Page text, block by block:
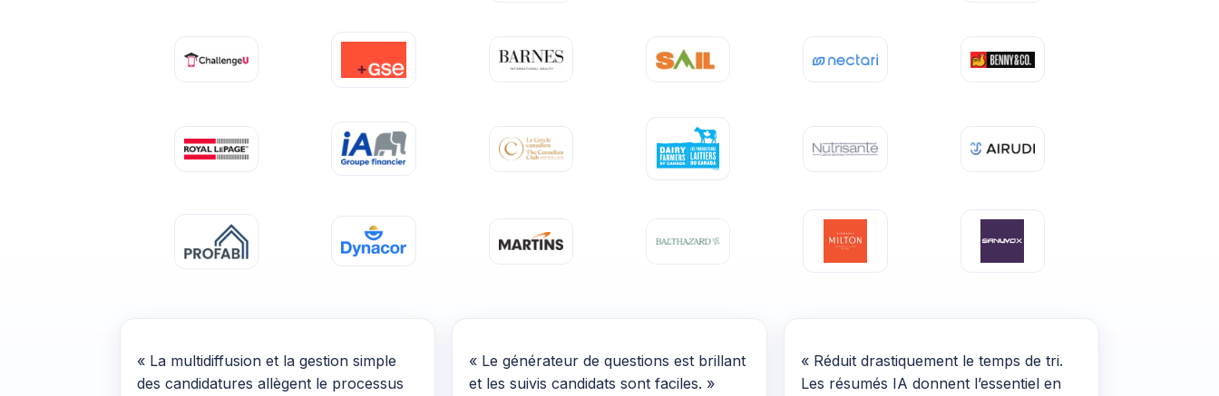
« La multidiffusion et la gestion simple
des candidatures allègent le processus
« Le générateur de questions est brillant
et les suivis candidats sont faciles. »
« Réduit drastiquement le temps de tri.
Les résumés IA donnent l’essentiel en